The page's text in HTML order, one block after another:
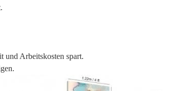
und Arbeitskosten spart.